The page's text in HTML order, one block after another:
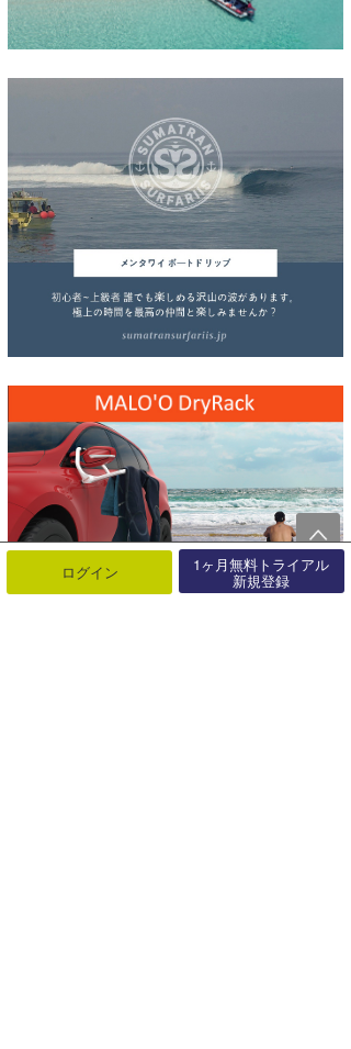
上條将美
ゴン
米山予報士
wanda
予報士 hiro.
Mr.K
chappy
Romisea
ログイン 1ヶ月無料トライアル
新規登録